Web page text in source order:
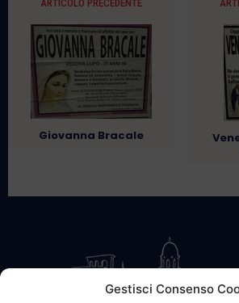
Gestisci Consenso
ARTICOLO PRECEDENTE
Giovanna Bracale